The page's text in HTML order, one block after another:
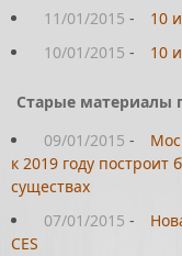
11/01/2015 -
10
10/01/2015 - 10
Старые материалы
09/01/2015 -
к 2019 году
существах
07/01/2015 -
CES